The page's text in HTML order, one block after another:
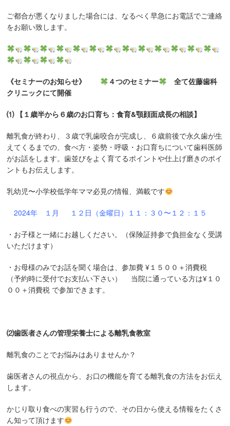
ご都合が悪くなりました場合には、なるべく早急にお電話でご連絡
をお願い致します。
《セミナーのお知らせ》 ４つのセミナー
全て佐藤歯科
クリニックにて開催
⑴ 【１歳半から６歳のお口育ち：食育&顎顔面成長の相談】
離乳食が終わり、３歳で乳歯咬合が完成し、６歳前後で永久歯が生
えてくるまでの、食べ方・姿勢・呼吸・お口育ちについて歯科医師
がお話をします。歯並びをよく育てるポイントや仕上げ磨きのポイ
ントもお伝えします。
乳幼児〜小学校低学年ママ必見の情報、満載です
2024年 １月 １２日（金曜日）１１：３０〜１２：１５
・お子様と一緒にお越しください。（保険証持参で負担金なく受講
いただけます）
・お母様のみでお話を聞く場合は、参加費 ¥１５００＋消費税
（予約時に受付でお支払い下さい） 当院に通っている方は¥１０
００＋消費税 で参加できます。
⑵歯医者さんの管理栄養士による離乳食教室
離乳食のことでお悩みはありませんか？
歯医者さんの視点から、お口の機能を育てる離乳食の方法をお伝え
します。
かじり取り食べの実習も行うので、その日から使える情報をたくさ
ん知って頂けます